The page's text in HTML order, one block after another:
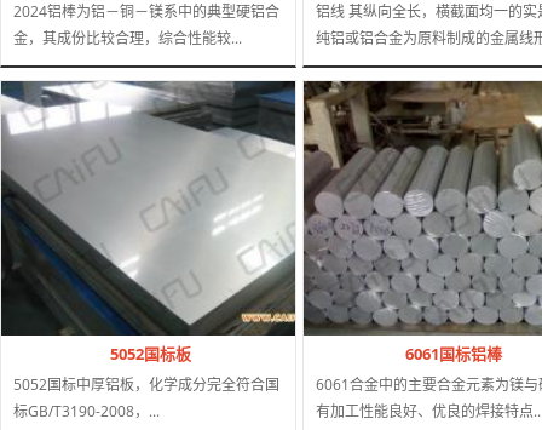
2024铝棒为铝－铜－镁系中的典型硬铝合
金，其成份比较合理，综合性能较...
铝线 其纵向全长，横截面均一的实
纯铝或铝合金为原料制成的金属线
5052国标板
5052国标中厚铝板，化学成分完全符合国
标GB/T3190-2008，...
6061国标铝棒
6061合金中的主要合金元素为镁
有加工性能良好、优良的焊接特点